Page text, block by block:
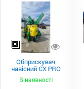
Обприскувач
навісний CX PRO
В наявності